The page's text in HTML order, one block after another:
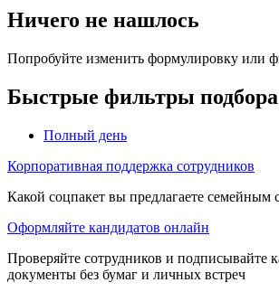
Ничего не нашлось
Попробуйте изменить формулировку или
Быстрые фильтры
Полный день
Корпоративная поддержка сотрудников
Какой соцпакет вы предлагаете семейным
Оформляйте кандидатов онлайн
Проверяйте сотрудников и подписывайте
документы без бумаг и личных встреч